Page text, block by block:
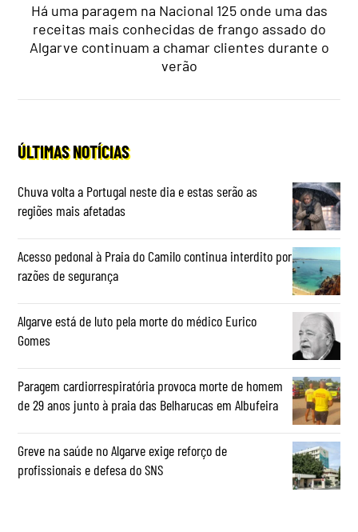
Há uma paragem na Nacional 125 onde uma das
receitas mais conhecidas de frango assado do
Algarve continuam a chamar clientes durante o
verão
ÚLTIMAS NOTÍCIAS
Chuva volta a Portugal neste dia e estas serão as
regiões mais afetadas
Acesso pedonal à Praia do Camilo continua interdito por
razões de segurança
Algarve está de luto pela morte do médico Eurico
Gomes
Paragem cardiorrespiratória provoca morte de homem
de 29 anos junto à praia das Belharucas em Albufeira
Greve na saúde no Algarve exige reforço de
profissionais e defesa do SNS